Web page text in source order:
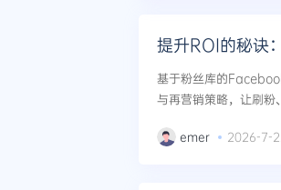
提升ROI的秘诀
基于粉丝库的
与再营销策略，让刷粉
emer 2026-7-